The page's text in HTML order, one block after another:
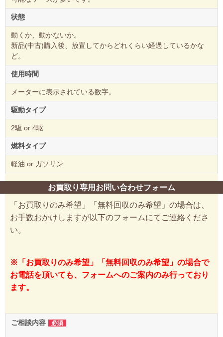
状態
動くか、動かないか。
新品(中古)購入後、放置してからどれくらい経過しているかな
ど。
使用時間
メーターに表示されている数字。
駆動タイプ
2駆 or 4駆
燃料タイプ
軽油 or ガソリン
お買取り専用お問い合わせフォーム
「お買取りのみ希望」「無料回収のみ希望」の場合は、
お手数おかけしますが以下のフォームにてご連絡くださ
い。
※「お買取りのみ希望」「無料回収のみ希望」の場合で
お電話を頂いても、フォームへのご案内のみ行っており
ます。
ご相談内容 必須